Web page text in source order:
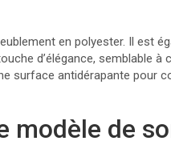
en polyester. Il est
d’élégance, semblable à
surface antidérapante pour
modèle de